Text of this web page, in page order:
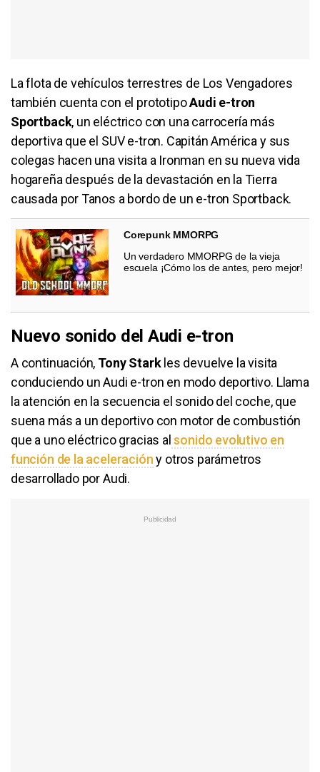
La flota de vehículos terrestres de Los Vengadores
también cuenta con el prototipoAudi e-tron
Sportback, un eléctrico con una carrocería más
deportiva que el SUV e-tron. Capitán América y sus
colegas hacen una visita a Ironman en su nueva vida
hogareña después de la devastación en la Tierra
causada por Tanos a bordo de un e-tron Sportback.
Corepunk MMORPG
Un verdadero MMORPG de la vieja
escuela ¡Cómo los de antes, pero mejor!
Nuevo sonido del Audi e-tron
A continuación, Tony Starkles devuelve la visita
conduciendo un Audi e-tron en modo deportivo. Llama
la atención en la secuencia el sonido del coche, que
suena más a un deportivo con motor de combustión
que a uno eléctrico gracias al sonido evolutivo en
función de la aceleracióny otros parámetros
desarrollado por Audi.